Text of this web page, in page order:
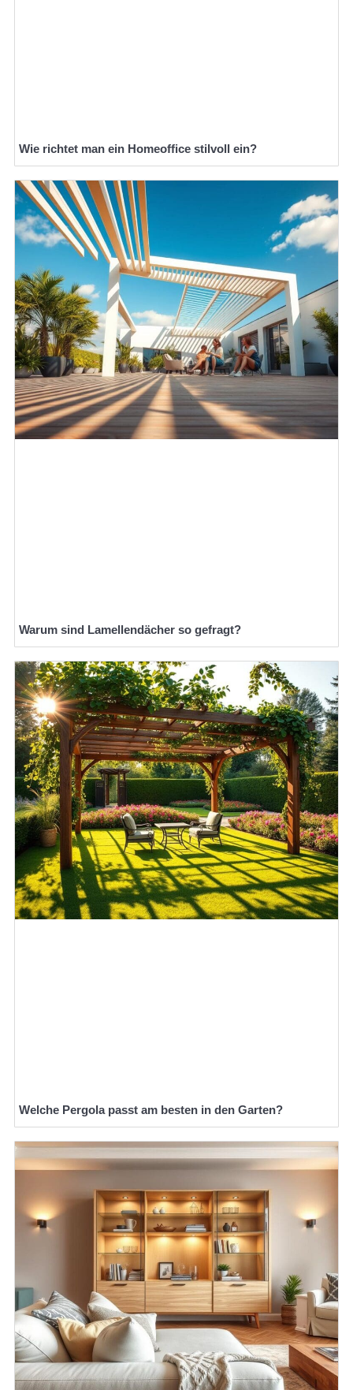
Wie richtet man ein Homeoffice stilvoll ein?
Warum sind Lamellendächer so gefragt?
Welche Pergola passt am besten in den Garten?